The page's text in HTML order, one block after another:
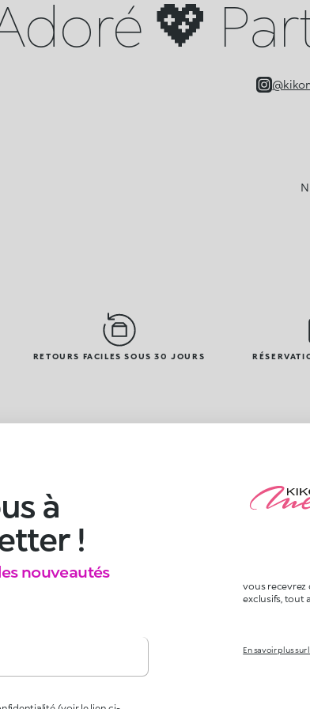
💖
RETOURS FACILES SOUS 30 JOURS
à
!
nouveautés
vous recevrez
exclusifs, tout
En savoir plus